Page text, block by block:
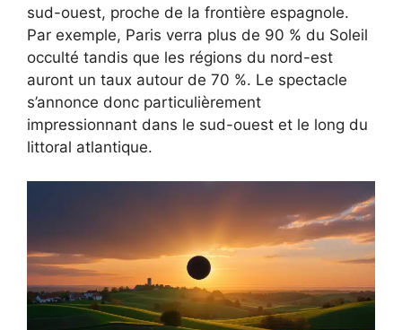
sud-ouest, proche de la frontière espagnole.
Par exemple, Paris verra plus de 90 % du Soleil
occulté tandis que les régions du nord-est
auront un taux autour de 70 %. Le spectacle
s’annonce donc particulièrement
impressionnant dans le sud-ouest et le long du
littoral atlantique.